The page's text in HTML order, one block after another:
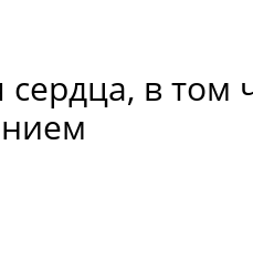
в том